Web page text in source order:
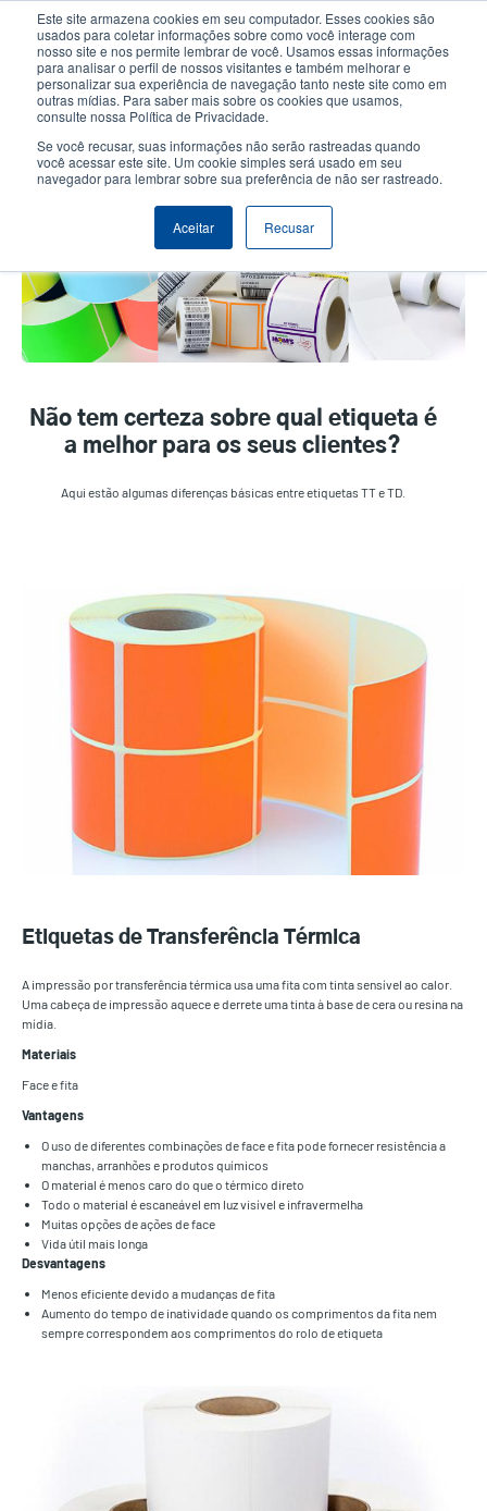
Este site armazena cookies em seu computador. Esses cookies são
usados para coletar informações sobre como você interage com
nosso site e nos permite lembrar de você. Usamos essas informações
para analisar o perfil de nossos visitantes e também melhorar e
personalizar sua experiência de navegação tanto neste site como em
outras mídias. Para saber mais sobre os cookies que usamos,
consulte nossa Política de Privacidade.
Se você recusar, suas informações não serão rastreadas quando
você acessar este site. Um cookie simples será usado em seu
navegador para lembrar sobre sua preferência de não ser rastreado.
Aceitar Recusar
conteúdo
principal
User
account
User
Header
Seletor de Produto Contactar Vendas
Etiquetas Térmicas
Não tem certeza sobre qual etiqueta é
a melhor para os seus clientes?
Aqui estão algumas diferenças básicas entre etiquetas TT e TD.
Etiquetas de Transferência Térmica
A impressão por transferência térmica usa uma fita com tinta sensível ao calor.
Uma cabeça de impressão aquece e derrete uma tinta à base de cera ou resina na
mídia.
Materiais
Face e fita
Vantagens
O uso de diferentes combinações de face e fita pode fornecer resistência a
manchas, arranhões e produtos químicos
O material é menos caro do que o térmico direto
Todo o material é escaneável em luz visível e infravermelha
Muitas opções de ações de face
Vida útil mais longa
Desvantagens
Menos eficiente devido a mudanças de fita
Aumento do tempo de inatividade quando os comprimentos da fita nem
sempre correspondem aos comprimentos do rolo de etiqueta